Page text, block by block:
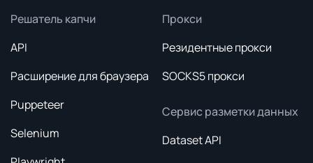
Решатель капчи
API
Расширение для браузера
Puppeteer
Selenium
Прокси
Резидентные прокси
SOCKS5 прокси
Сервис разметки данных
Dataset API